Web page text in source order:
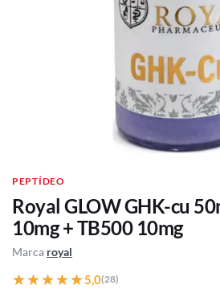
PEPTÍDEO
Royal GLOW GHK-cu
10mg + TB500 10mg
Marca royal
★★★★★
★★★★★5,0(28)